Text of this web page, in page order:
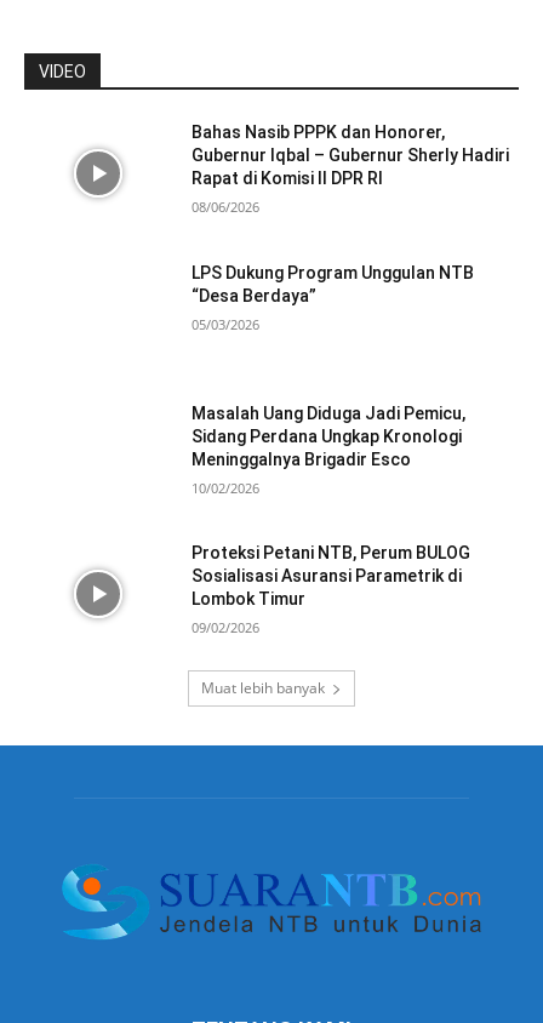
VIDEO
Bahas Nasib PPPK dan Honorer,
Gubernur Iqbal – Gubernur Sherly Hadiri
Rapat di Komisi II DPR RI
08/06/2026
LPS Dukung Program Unggulan NTB
“Desa Berdaya”
05/03/2026
Masalah Uang Diduga Jadi Pemicu,
Sidang Perdana Ungkap Kronologi
Meninggalnya Brigadir Esco
10/02/2026
Proteksi Petani NTB, Perum BULOG
Sosialisasi Asuransi Parametrik di
Lombok Timur
09/02/2026
Muat lebih banyak